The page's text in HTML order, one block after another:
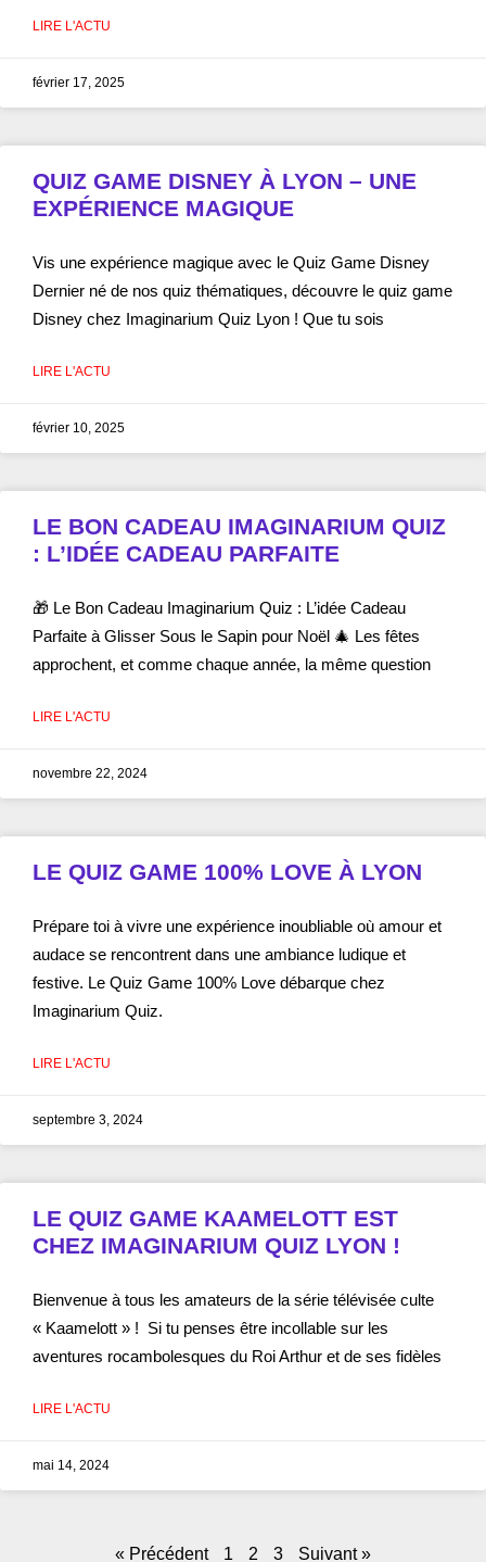
LIRE L'ACTU
février 17, 2025
QUIZ GAME DISNEY À LYON – UNE
EXPÉRIENCE MAGIQUE
Vis une expérience magique avec le Quiz Game Disney
Dernier né de nos quiz thématiques, découvre le quiz game
Disney chez Imaginarium Quiz Lyon ! Que tu sois
LIRE L'ACTU
février 10, 2025
LE BON CADEAU IMAGINARIUM QUIZ
: L’IDÉE CADEAU PARFAITE
🎁 Le Bon Cadeau Imaginarium Quiz : L’idée Cadeau
Parfaite à Glisser Sous le Sapin pour Noël 🎄 Les fêtes
approchent, et comme chaque année, la même question
LIRE L'ACTU
novembre 22, 2024
LE QUIZ GAME 100% LOVE À LYON
Prépare toi à vivre une expérience inoubliable où amour et
audace se rencontrent dans une ambiance ludique et
festive. Le Quiz Game 100% Love débarque chez
Imaginarium Quiz.
LIRE L'ACTU
septembre 3, 2024
LE QUIZ GAME KAAMELOTT EST
CHEZ IMAGINARIUM QUIZ LYON !
Bienvenue à tous les amateurs de la série télévisée culte
« Kaamelott » ! Si tu penses être incollable sur les
aventures rocambolesques du Roi Arthur et de ses fidèles
LIRE L'ACTU
mai 14, 2024
« Précédent 1 2 3 Suivant »